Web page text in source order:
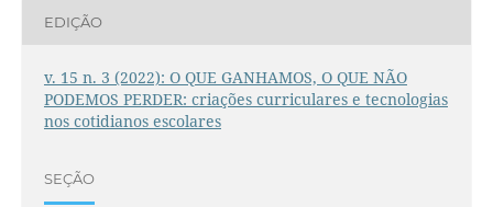
EDIÇÃO
v. 15 n. 3 (2022): O QUE GANHAMOS, O QUE NÃO
PODEMOS PERDER: criações curriculares e tecnologias
nos cotidianos escolares
SEÇÃO